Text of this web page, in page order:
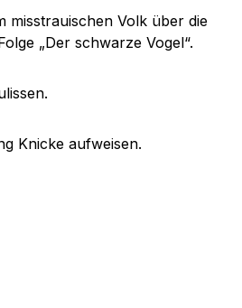
misstrauischen Volk über die
„Der schwarze Vogel“.
Knicke aufweisen.